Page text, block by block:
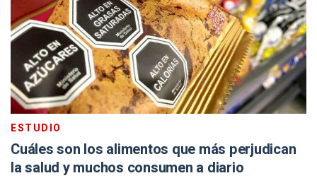
ESTUDIO
Cuáles son los alimentos que más perjudican
la salud y muchos consumen a diario